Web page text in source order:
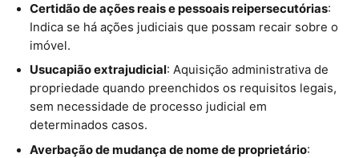
Certidão de ações reais e pessoais reipersecutórias:
Indica se há ações judiciais que possam recair sobre o
imóvel.
Usucapião extrajudicial: Aquisição administrativa de
propriedade quando preenchidos os requisitos legais,
sem necessidade de processo judicial em
determinados casos.
Averbação de mudança de nome de proprietário: